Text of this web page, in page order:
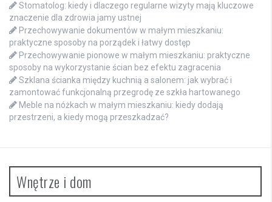
Stomatolog: kiedy i dlaczego regularne wizyty mają kluczowe
znaczenie dla zdrowia jamy ustnej
Przechowywanie dokumentów w małym mieszkaniu:
praktyczne sposoby na porządek i łatwy dostęp
Przechowywanie pionowe w małym mieszkaniu: praktyczne
sposoby na wykorzystanie ścian bez efektu zagracenia
Szklana ścianka między kuchnią a salonem: jak wybrać i
zamontować funkcjonalną przegrodę ze szkła hartowanego
Meble na nóżkach w małym mieszkaniu: kiedy dodają
przestrzeni, a kiedy mogą przeszkadzać?
Wnętrze i dom